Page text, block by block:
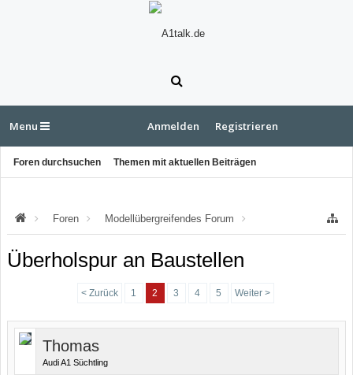
Menu
Foren durchsuchen Themen mit aktuellen Beiträgen
Anmelden Registrieren
Foren Modellübergreifendes Forum
"rund ums Auto"
Überholspur an Baustellen
< Zurück 1 2 3 4 5 Weiter >
Thomas
Audi A1 Süchtling